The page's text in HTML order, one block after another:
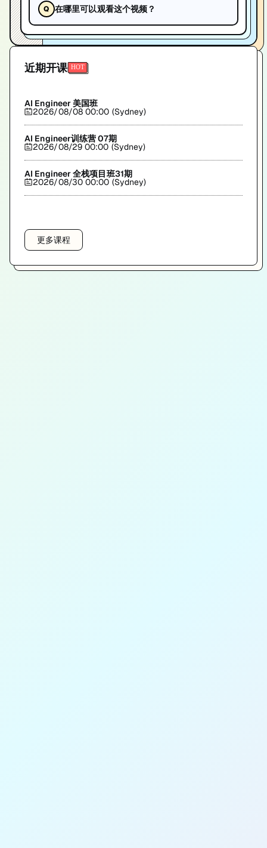
在哪里可以观看这个视频？
近期开课
AI Engineer 美国班
2026/08/08 00:00 (Sydney)
AI Engineer训练营 07期
2026/08/29 00:00 (Sydney)
AI Engineer 全栈项目班31期
2026/08/30 00:00 (Sydney)
更多课程